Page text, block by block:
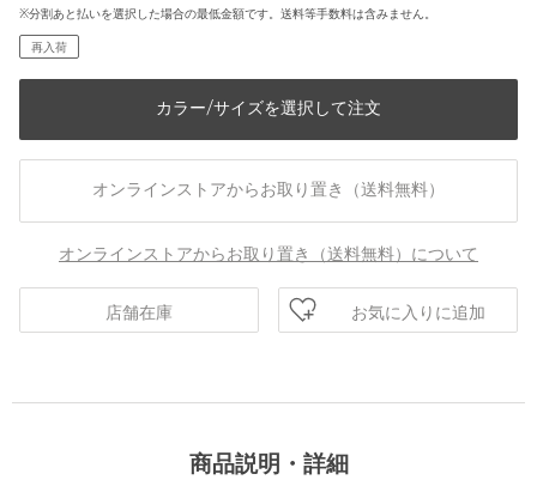
※分割あと払いを選択した場合の最低金額です。送料等手数料は含みません。
再入荷
カラー/サイズを選択して注文
オンラインストアからお取り置き（送料無料）
オンラインストアからお取り置き（送料無料）について
店舗在庫 お気に入りに追加
商品説明・詳細